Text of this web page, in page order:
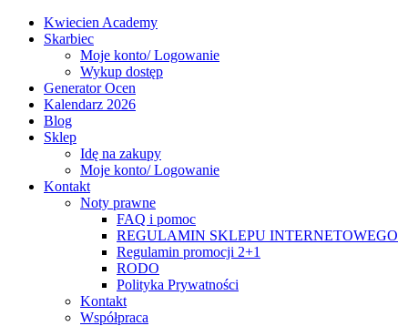
Kwiecien Academy
Skarbiec
Moje konto/ Logowanie
Wykup dostęp
Generator Ocen
Kalendarz 2026
Blog
Sklep
Idę na zakupy
Moje konto/ Logowanie
Kontakt
Noty prawne
FAQ i pomoc
REGULAMIN SKLEPU INTERNETOWEGO
Regulamin promocji 2+1
RODO
Polityka Prywatności
Kontakt
Współpraca